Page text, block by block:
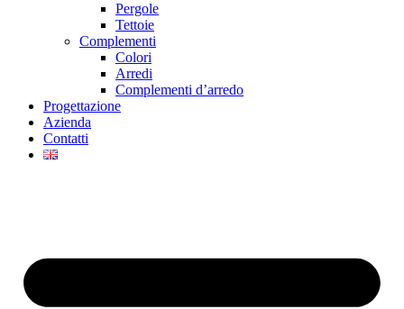
Pergole
Tettoie
Complementi
Colori
Arredi
Complementi d’arredo
Progettazione
Azienda
Contatti